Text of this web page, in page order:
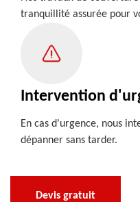
tranquillité assurée pour
Intervention
En cas d'urgence, nous
dépanner sans tarder.
Devis gratuit